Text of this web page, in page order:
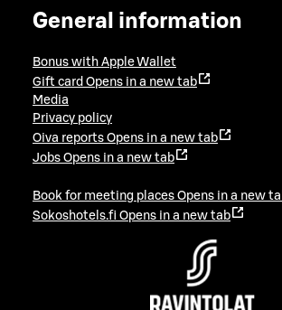
General information
Bonus with Apple Wallet
Gift card Opens in a new tab
Media
Privacy policy
Oiva reports Opens in a new tab
Jobs Opens in a new tab
Book for meeting places Opens in a new
Sokoshotels.fi Opens in a new tab